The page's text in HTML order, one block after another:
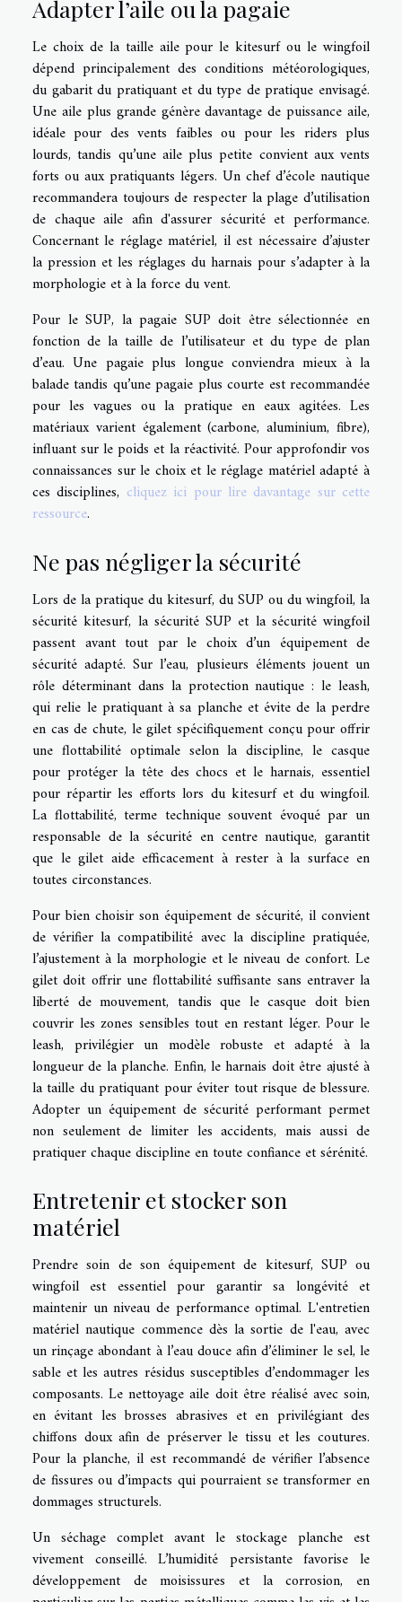
Adapter l’aile ou la pagaie
Le choix de la taille aile pour le kitesurf ou le wingfoil
dépend principalement des conditions météorologiques,
du gabarit du pratiquant et du type de pratique envisagé.
Une aile plus grande génère davantage de puissance aile,
idéale pour des vents faibles ou pour les riders plus
lourds, tandis qu’une aile plus petite convient aux vents
forts ou aux pratiquants légers. Un chef d’école nautique
recommandera toujours de respecter la plage d’utilisation
de chaque aile afin d'assurer sécurité et performance.
Concernant le réglage matériel, il est nécessaire d’ajuster
la pression et les réglages du harnais pour s’adapter à la
morphologie et à la force du vent.
Pour le SUP, la pagaie SUP doit être sélectionnée en
fonction de la taille de l’utilisateur et du type de plan
d’eau. Une pagaie plus longue conviendra mieux à la
balade tandis qu’une pagaie plus courte est recommandée
pour les vagues ou la pratique en eaux agitées. Les
matériaux varient également (carbone, aluminium, fibre),
influant sur le poids et la réactivité. Pour approfondir vos
connaissances sur le choix et le réglage matériel adapté à
ces disciplines, cliquez ici pour lire davantage sur cette
ressource.
Ne pas négliger la sécurité
Lors de la pratique du kitesurf, du SUP ou du wingfoil, la
sécurité kitesurf, la sécurité SUP et la sécurité wingfoil
passent avant tout par le choix d’un équipement de
sécurité adapté. Sur l’eau, plusieurs éléments jouent un
rôle déterminant dans la protection nautique : le leash,
qui relie le pratiquant à sa planche et évite de la perdre
en cas de chute, le gilet spécifiquement conçu pour offrir
une flottabilité optimale selon la discipline, le casque
pour protéger la tête des chocs et le harnais, essentiel
pour répartir les efforts lors du kitesurf et du wingfoil.
La flottabilité, terme technique souvent évoqué par un
responsable de la sécurité en centre nautique, garantit
que le gilet aide efficacement à rester à la surface en
toutes circonstances.
Pour bien choisir son équipement de sécurité, il convient
de vérifier la compatibilité avec la discipline pratiquée,
l’ajustement à la morphologie et le niveau de confort. Le
gilet doit offrir une flottabilité suffisante sans entraver la
liberté de mouvement, tandis que le casque doit bien
couvrir les zones sensibles tout en restant léger. Pour le
leash, privilégier un modèle robuste et adapté à la
longueur de la planche. Enfin, le harnais doit être ajusté à
la taille du pratiquant pour éviter tout risque de blessure.
Adopter un équipement de sécurité performant permet
non seulement de limiter les accidents, mais aussi de
pratiquer chaque discipline en toute confiance et sérénité.
Entretenir et stocker son
matériel
Prendre soin de son équipement de kitesurf, SUP ou
wingfoil est essentiel pour garantir sa longévité et
maintenir un niveau de performance optimal. L'entretien
matériel nautique commence dès la sortie de l'eau, avec
un rinçage abondant à l’eau douce afin d’éliminer le sel, le
sable et les autres résidus susceptibles d’endommager les
composants. Le nettoyage aile doit être réalisé avec soin,
en évitant les brosses abrasives et en privilégiant des
chiffons doux afin de préserver le tissu et les coutures.
Pour la planche, il est recommandé de vérifier l’absence
de fissures ou d’impacts qui pourraient se transformer en
dommages structurels.
Un séchage complet avant le stockage planche est
vivement conseillé. L’humidité persistante favorise le
développement de moisissures et la corrosion, en